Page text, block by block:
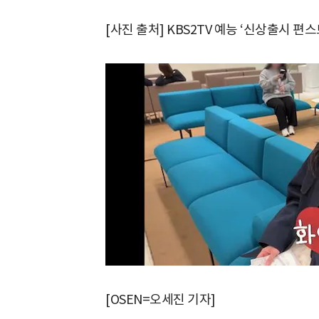
[사진 출처] KBS2TV 예능 ‘신상출시 편스
[OSEN=오세진 기자]